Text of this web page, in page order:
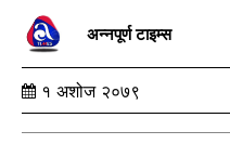
अन्नपूर्ण टाइम्स
१ अशोज २०७९